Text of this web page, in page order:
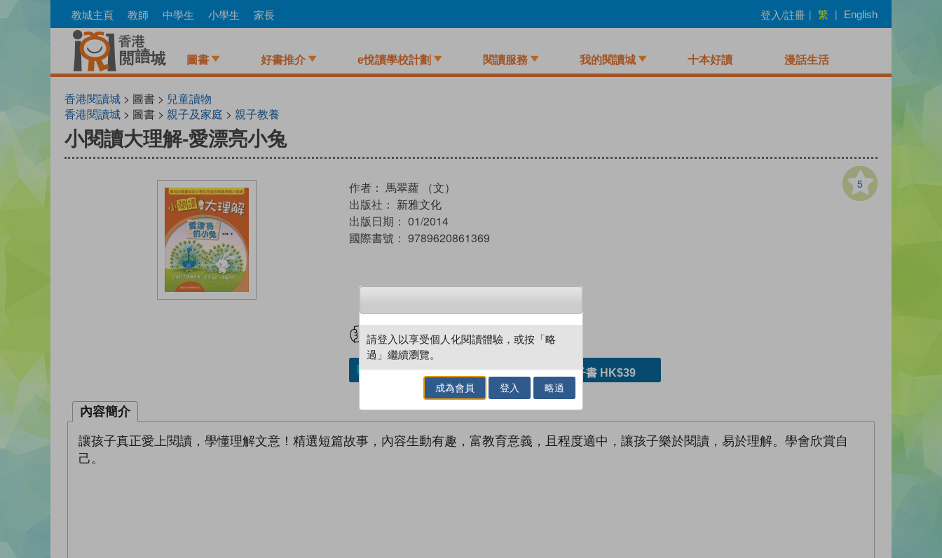
to
教城主頁 教師 中學生 小學生 家長 登入/註冊 | 繁 | English
圖書 好書推介 e悅讀學校計劃 閱讀服務 我的閱讀城 十本好讀 漫話生活
香港閱讀城 > 圖書 > 兒童讀物
香港閱讀城 > 圖書 > 親子及家庭 > 親子教養
小閱讀大理解-愛漂亮小兔
5
作者： 馬翠蘿 （文）
出版社： 新雅文化
出版日期： 01/2014
國際書號： 9789620861369
試閲 加入閱讀紀錄
加入／閱讀電子書 購買電子書 HK$39
內容簡介
讓孩子真正愛上閱讀，學懂理解文意！精選短篇故事，內容生動有趣，富教育意義，且程度適中，讓孩子樂於閱讀，易於理解。學會欣賞自
己。
請登入以享受個人化閱讀體驗，或按「略
過」繼續瀏覽。
成為會員 登入 略過